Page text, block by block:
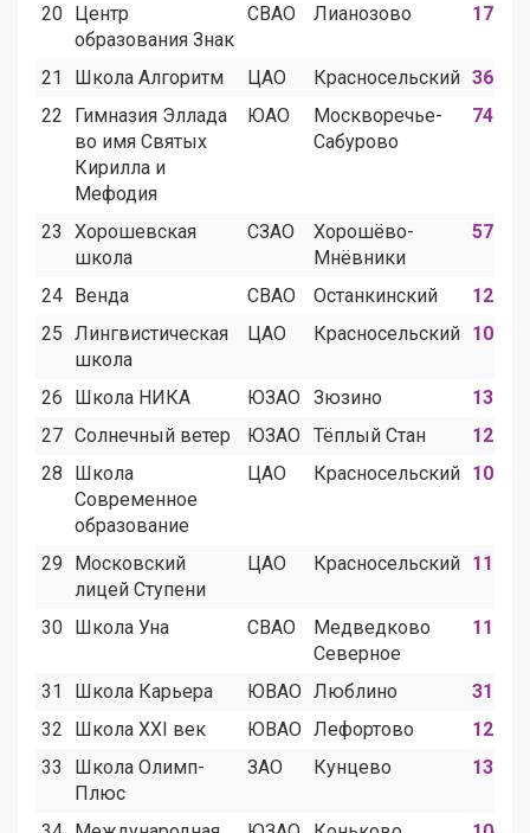
20 Центр
образования Знак
СВАО Лианозово 17
21 Школа Алгоритм ЦАО Красносельский 36
22
Гимназия Эллада
во имя Святых
Кирилла и
Мефодия
ЮАО
Москворечье-
Сабурово
74
23
Хорошевская
школа
СЗАО
Хорошёво-
Мнёвники
57
24 Венда СВАО Останкинский 12
25 Лингвистическая
школа
ЦАО Красносельский 10
26 Школа НИКА ЮЗАО Зюзино 130
27 Солнечный ветер ЮЗАО Тёплый Стан 12
28
Школа
Современное
образование
ЦАО Красносельский 10
29
Московский
лицей Ступени
ЦАО Красносельский 116
30 Школа Уна СВАО
Медведково
Северное
11
31 Школа Карьера ЮВАО Люблино 31
32
Школа XXI век ЮВАО Лефортово 12
33
Школа Олимп-
Плюс
ЗАО Кунцево 136